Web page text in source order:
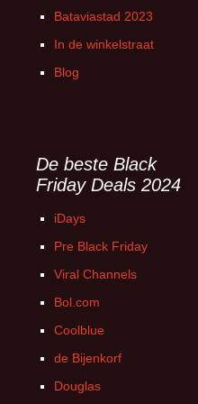
Bataviastad 2023
In de winkelstraat
Blog
De beste Black
Friday Deals 2024
iDays
Pre Black Friday
Viral Channels
Bol.com
Coolblue
de Bijenkorf
Douglas